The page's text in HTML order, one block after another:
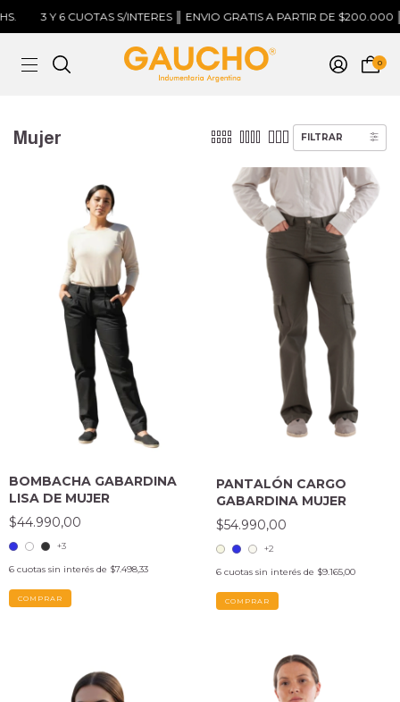
3 Y 6 CUOTAS S/INTERES ║ ENVIO GRATIS A PARTIR DE $200.000 ║
0
Mujer FILTRAR
BOMBACHA GABARDINA
LISA DE MUJER
$44.990,00
+3
6 cuotas sin interés de $7.498,33
COMPRAR
PANTALÓN CARGO
GABARDINA MUJER
$54.990,00
+2
6 cuotas sin interés de $9.165,00
COMPRAR